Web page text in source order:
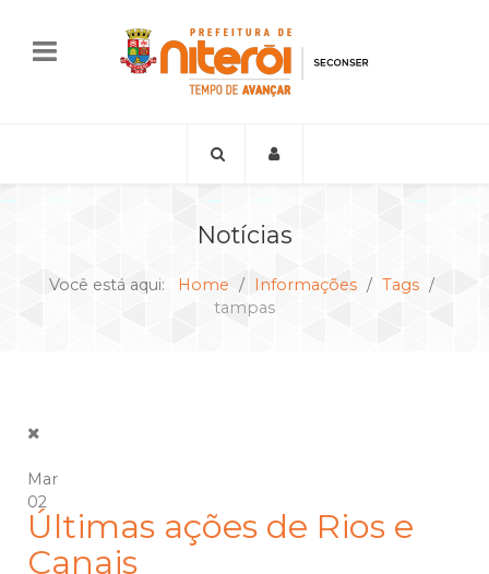
Notícias
Você está aqui: Home Informações
Tags
tampas
Mar
02
Últimas ações de Rios e
Canais